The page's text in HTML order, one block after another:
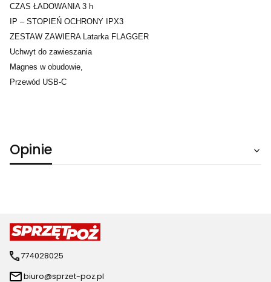
CZAS ŁADOWANIA 3 h
IP – STOPIEŃ OCHRONY IPX3
ZESTAW ZAWIERA Latarka FLAGGER
Uchwyt do zawieszania
Magnes w obudowie,
Przewód USB-C
Opinie
774028025
biuro@sprzet-poz.pl